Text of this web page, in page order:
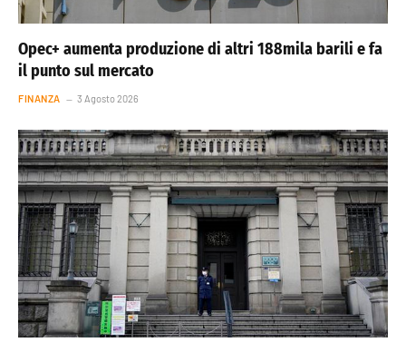
Opec+ aumenta produzione di altri 188mila barili e fa
il punto sul mercato
FINANZA 3 Agosto 2026